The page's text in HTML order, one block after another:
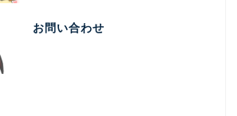
お問い合わせ